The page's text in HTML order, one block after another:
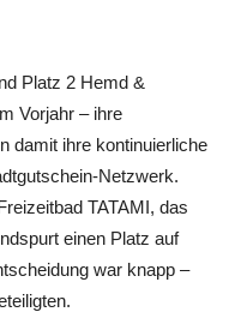
Platz 2 Hemd &
Vorjahr – ihre
damit ihre kontinuierliche
Netzwerk.
TATAMI, das
einen Platz auf
war knapp –